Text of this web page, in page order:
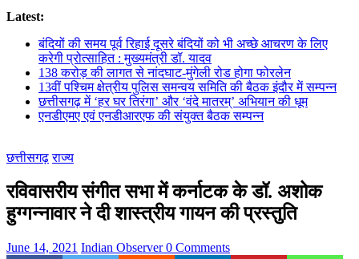
Latest:
बंदियों की समय पूर्व रिहाई दूसरे बंदियों को भी अच्छे आचरण के लिए
करेगी प्रोत्साहित : मुख्यमंत्री डॉ. यादव
138 करोड़ की लागत से नांदघाट-मुंगेली रोड होगा फोरलेन
13वीं पश्चिम क्षेत्रीय पुलिस समन्वय समिति की बैठक इंदौर में सम्पन्न
छत्तीसगढ़ में ‘हर घर तिरंगा’ और ‘वंदे मातरम्’ अभियान की धूम
एनडीएमए एवं एनडीआरएफ की संयुक्त बैठक सम्पन्न
छत्तीसगढ़ राज्य
रविवासरीय संगीत सभा में कर्नाटक के डॉ. अशोक
हुग्गन्नावार ने दी शास्त्रीय गायन की प्रस्तुति
June 14, 2021 Indian Observer0 Comments